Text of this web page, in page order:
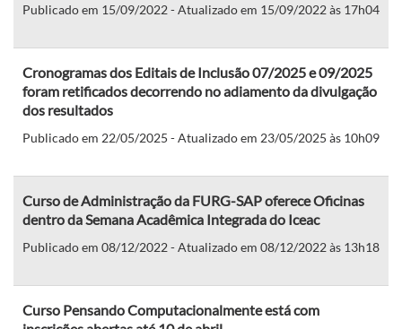
Publicado em 15/09/2022 - Atualizado em 15/09/2022 às 17h04
Cronogramas dos Editais de Inclusão 07/2025 e 09/2025
foram retificados decorrendo no adiamento da divulgação
dos resultados
Publicado em 22/05/2025 - Atualizado em 23/05/2025 às 10h09
Curso de Administração da FURG-SAP oferece Oficinas
dentro da Semana Acadêmica Integrada do Iceac
Publicado em 08/12/2022 - Atualizado em 08/12/2022 às 13h18
Curso Pensando Computacionalmente está com